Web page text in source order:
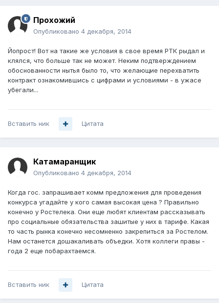
Прохожий
Опубликовано 4 декабря, 2014
Йопрост! Вот на такие же условия в свое время РТК рыдал и
клялся, что больше так не может. Неким подтверждением
обоснованности нытья было то, что желающие перехватить
контракт ознакомившись с цифрами и условиями - в ужасе
убегали...
Вставить ник Цитата
Катамаранщик
Опубликовано 4 декабря, 2014
Когда гос. запрашивает комм предложения для проведения
конкурса угадайте у кого самая высокая цена ? Правильно
конечно у Ростелека. Они еще любят клиентам рассказывать
про социальные обязательства зашитые у них в тарифе. Какая
то часть рынка конечно несомненно закрепиться за Ростелом.
Нам останется дошакаливать объедки. Хотя коллеги правы -
года 2 еще побарахтаемся.
Вставить ник Цитата